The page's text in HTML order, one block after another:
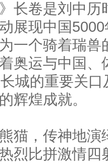
长卷是刘中
展现中国
一个骑着瑞
奥运与中国
城的重要关
辉煌成就。
猫，传神地
烈比拼激情四